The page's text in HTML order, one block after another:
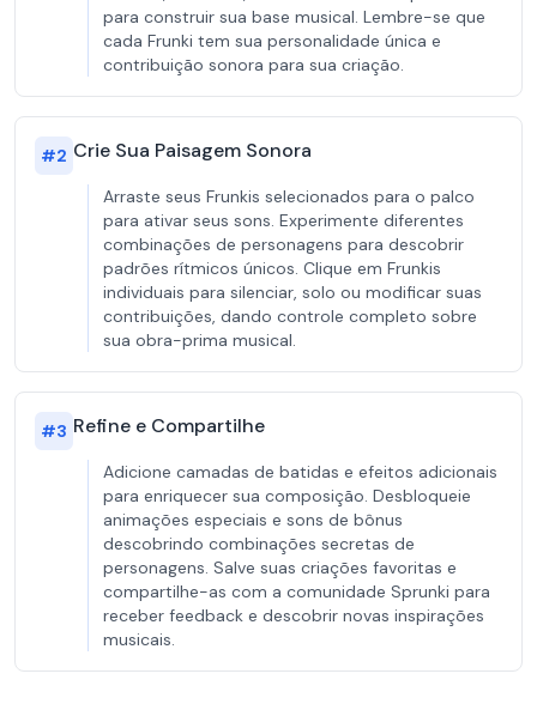
para construir sua base musical. Lembre-se que
cada Frunki tem sua personalidade única e
contribuição sonora para sua criação.
#2 Crie Sua Paisagem Sonora
Arraste seus Frunkis selecionados para o palco
para ativar seus sons. Experimente diferentes
combinações de personagens para descobrir
padrões rítmicos únicos. Clique em Frunkis
individuais para silenciar, solo ou modificar suas
contribuições, dando controle completo sobre
sua obra-prima musical.
#3 Refine e Compartilhe
Adicione camadas de batidas e efeitos adicionais
para enriquecer sua composição. Desbloqueie
animações especiais e sons de bônus
descobrindo combinações secretas de
personagens. Salve suas criações favoritas e
compartilhe-as com a comunidade Sprunki para
receber feedback e descobrir novas inspirações
musicais.